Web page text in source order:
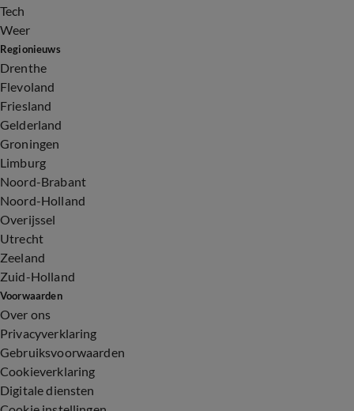
Tech
Weer
Regionieuws
Drenthe
Flevoland
Friesland
Gelderland
Groningen
Limburg
Noord-Brabant
Noord-Holland
Overijssel
Utrecht
Zeeland
Zuid-Holland
Voorwaarden
Over ons
Privacyverklaring
Gebruiksvoorwaarden
Cookieverklaring
Digitale diensten